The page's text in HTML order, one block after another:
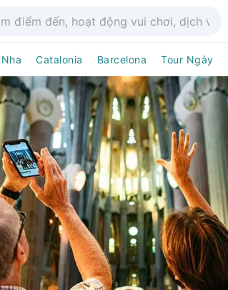
Catalonia Barcelona Tour Ngày